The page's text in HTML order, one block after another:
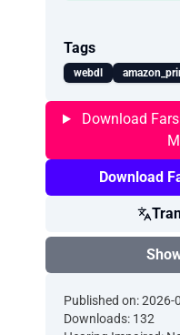
Tags
webdl
Download
Download
Published on: 2026-
Downloads: 132